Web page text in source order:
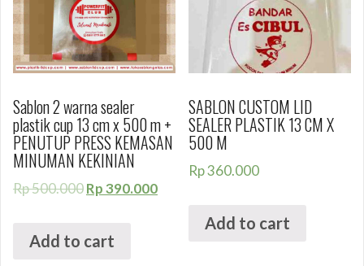
Sablon 2 warna sealer
plastik cup 13 cm x 500 m +
PENUTUP PRESS KEMASAN
MINUMAN KEKINIAN
Rp500.000Rp390.000
Add to cart
SABLON CUSTOM LID
SEALER PLASTIK 13 CM X
500 M
Rp360.000
Add to cart